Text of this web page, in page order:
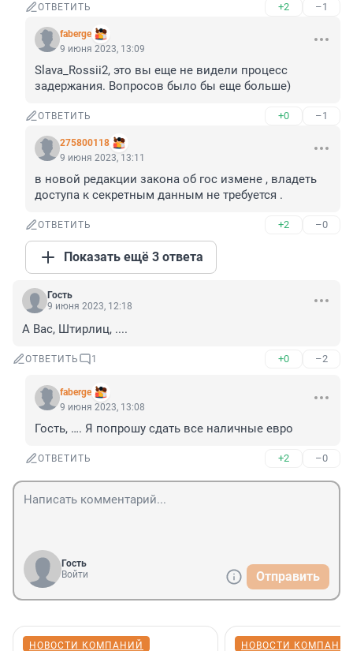
ОТВЕТИТЬ +2 –1
faberge
9 июня 2023, 13:09
Slava_Rossii2, это вы еще не видели процесс
задержания. Вопросов было бы еще больше)
ОТВЕТИТЬ +0 –1
275800118
9 июня 2023, 13:11
в новой редакции закона об гос измене , владеть
доступа к секретным данным не требуется .
ОТВЕТИТЬ +2 –0
Показать ещё 3 ответа
Гость
9 июня 2023, 12:18
А Вас, Штирлиц, ....
ОТВЕТИТЬ 1 +0 –2
faberge
9 июня 2023, 13:08
Гость, …. Я попрошу сдать все наличные евро
ОТВЕТИТЬ +2 –0
Гость
Войти
Отправить
НОВОСТИ КОМПАНИЙ НОВОСТИ